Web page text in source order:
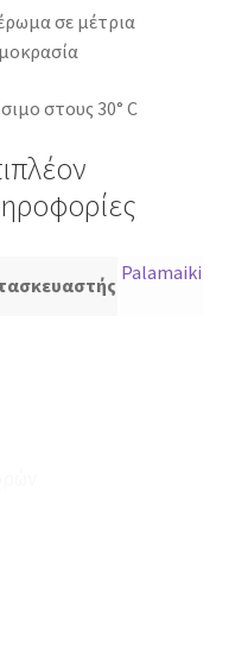
σε μέτρια
στους 30° C
Palamaiki